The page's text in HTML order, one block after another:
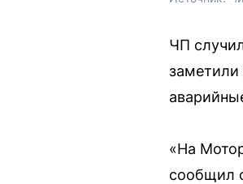
ЧП
«На
сообщил